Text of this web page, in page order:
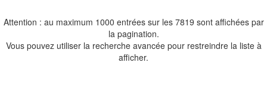
Attention : au maximum 1000 entrées sur les 7819 sont affichées par
la pagination.
Vous pouvez utiliser la recherche avancée pour restreindre la liste à
afficher.